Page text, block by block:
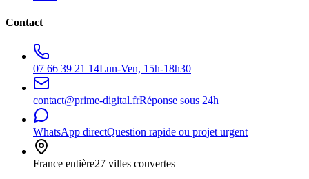
Contact
07 66 39 21 14Lun-Ven, 15h-18h30
contact@prime-digital.frRéponse sous 24h
WhatsApp directQuestion rapide ou projet urgent
France entière27 villes couvertes